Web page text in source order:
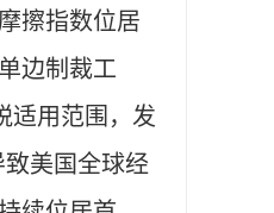
擦指数位居
边制裁工
适用范围，发
致美国全球经